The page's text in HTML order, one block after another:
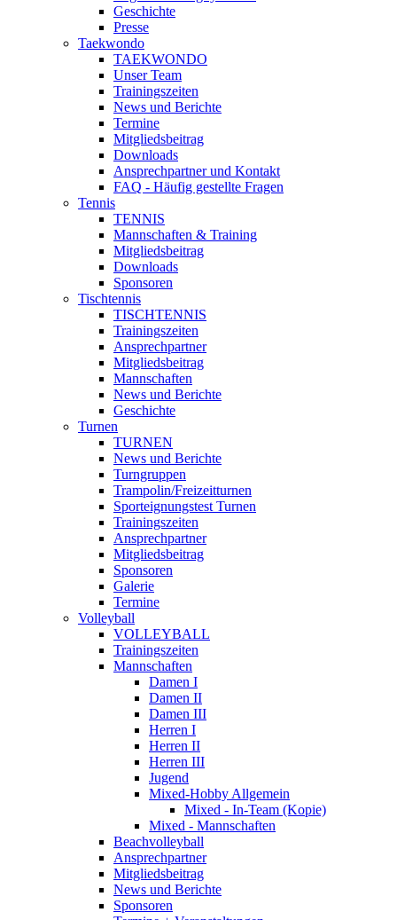
Geschichte
Presse
Taekwondo
TAEKWONDO
Unser Team
Trainingszeiten
News und Berichte
Termine
Mitgliedsbeitrag
Downloads
Ansprechpartner und Kontakt
FAQ - Häufig gestellte Fragen
Tennis
TENNIS
Mannschaften & Training
Mitgliedsbeitrag
Downloads
Sponsoren
Tischtennis
TISCHTENNIS
Trainingszeiten
Ansprechpartner
Mitgliedsbeitrag
Mannschaften
News und Berichte
Geschichte
Turnen
TURNEN
News und Berichte
Turngruppen
Trampolin/Freizeitturnen
Sporteignungstest Turnen
Trainingszeiten
Ansprechpartner
Mitgliedsbeitrag
Sponsoren
Galerie
Termine
Volleyball
VOLLEYBALL
Trainingszeiten
Mannschaften
Damen I
Damen II
Damen III
Herren I
Herren II
Herren III
Jugend
Mixed-Hobby Allgemein
Mixed - In-Team (Kopie)
Mixed - Mannschaften
Beachvolleyball
Ansprechpartner
Mitgliedsbeitrag
News und Berichte
Sponsoren